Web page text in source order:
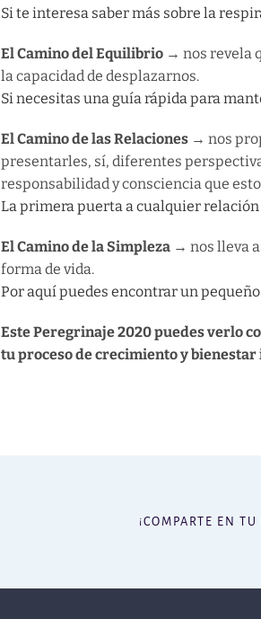
Si te interesa saber más sobre la
El Camino del Equilibrio → nos revela
la capacidad de desplazarnos.
Si necesitas una guía rápida para
El Camino de las Relaciones → nos
presentarles, sí, diferentes
responsabilidad y consciencia que
La primera puerta a cualquier
El Camino de la Simpleza → nos lleva
forma de vida.
Por aquí puedes encontrar un
Este Peregrinaje 2020 puedes verlo
tu proceso de crecimiento y
¡COMPARTE EN